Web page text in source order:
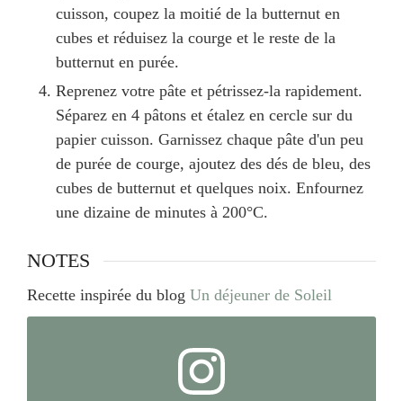
cuisson, coupez la moitié de la butternut en
cubes et réduisez la courge et le reste de la
butternut en purée.
Reprenez votre pâte et pétrissez-la rapidement.
Séparez en 4 pâtons et étalez en cercle sur du
papier cuisson. Garnissez chaque pâte d'un peu
de purée de courge, ajoutez des dés de bleu, des
cubes de butternut et quelques noix. Enfournez
une dizaine de minutes à 200°C.
NOTES
Recette inspirée du blog Un déjeuner de Soleil